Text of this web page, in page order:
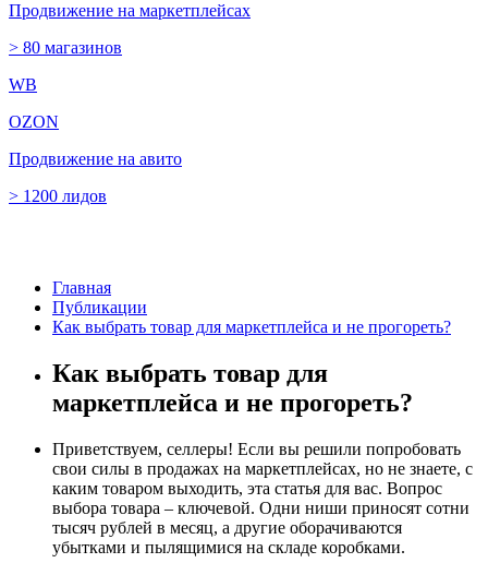
Продвижение на маркетплейсах
> 80 магазинов
WB
OZON
Продвижение на авито
> 1200 лидов
Главная
Публикации
Как выбрать товар для маркетплейса и не прогореть?
Как выбрать товар для
маркетплейса и не прогореть?
Приветствуем, селлеры! Если вы решили попробовать
свои силы в продажах на маркетплейсах, но не знаете, с
каким товаром выходить, эта статья для вас. Вопрос
выбора товара – ключевой. Одни ниши приносят сотни
тысяч рублей в месяц, а другие оборачиваются
убытками и пылящимися на складе коробками.